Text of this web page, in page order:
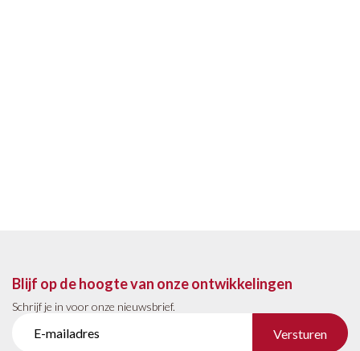
Blijf op de hoogte van onze ontwikkelingen
Schrijf je in voor onze nieuwsbrief.
Versturen